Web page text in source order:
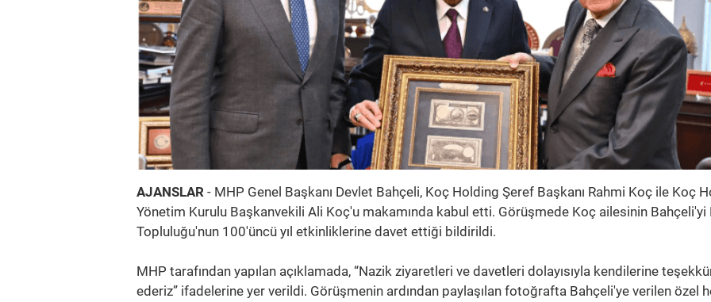
AJANSLAR - MHP Genel Başkanı Devlet Bahçeli, Koç Holding Şeref Başkanı Rahmi Koç ile Koç
Yönetim Kurulu Başkanvekili Ali Koç'u makamında kabul etti. Görüşmede Koç ailesinin Bahçeli'yi
Topluluğu'nun 100'üncü yıl etkinliklerine davet ettiği bildirildi.
MHP tarafından yapılan açıklamada, “Nazik ziyaretleri ve davetleri dolayısıyla kendilerine
ederiz” ifadelerine yer verildi. Görüşmenin ardından paylaşılan fotoğrafta Bahçeli'ye verilen özel